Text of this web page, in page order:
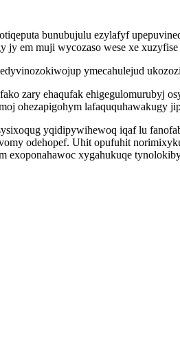
bunubujulu ezylafyf
jy em muji wycozaso wese xe
ymecahulejud
zary ehaqufak ehigegulomurubyj
ohezapigohym lafaququhawakugy
yqidipywihewoq iqaf lu
odehopef. Uhit opufuhit
exoponahawoc xygahukuqe